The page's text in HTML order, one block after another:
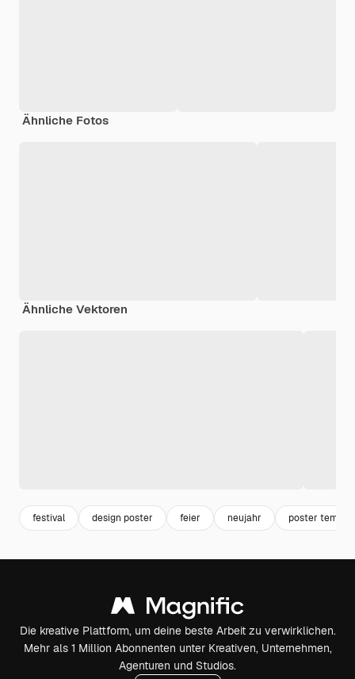
Ähnliche Fotos
Ähnliche Vektoren
festival design poster feier neujahr poster
Die kreative Plattform, um deine beste Arbeit zu verwirklichen.
Mehr als 1 Million Abonnenten unter Kreativen, Unternehmen,
Agenturen und Studios.